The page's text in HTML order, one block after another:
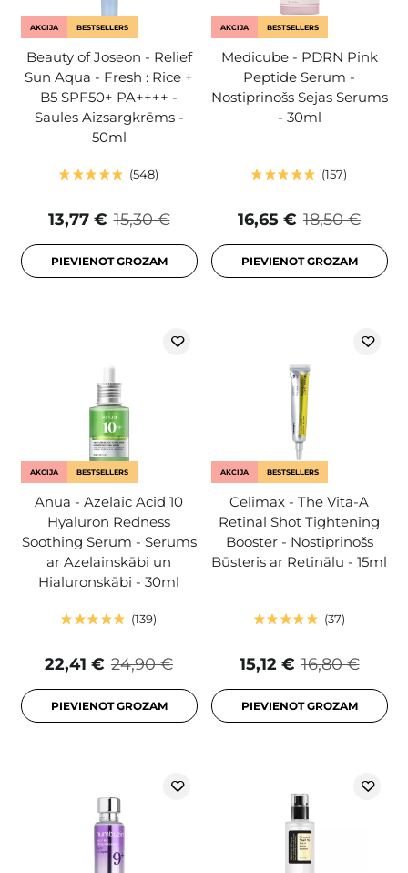
AKCIJA BESTSELLERS
Beauty of Joseon - Relief
Sun Aqua - Fresh : Rice +
B5 SPF50+ PA++++ -
Saules Aizsargkrēms -
50ml
548
15,30 €
13,77 €
PIEVIENOT GROZAM
AKCIJA BESTSELLERS
Medicube - PDRN Pink
Peptide Serum -
Nostiprinošs Sejas Serums
- 30ml
157
18,50 €
16,65 €
PIEVIENOT GROZAM
AKCIJA BESTSELLERS
Anua - Azelaic Acid 10
Hyaluron Redness
Soothing Serum - Serums
ar Azelainskābi un
Hialuronskābi - 30ml
139
24,90 €
22,41 €
PIEVIENOT GROZAM
AKCIJA BESTSELLERS
Celimax - The Vita-A
Retinal Shot Tightening
Booster - Nostiprinošs
Būsteris ar Retinālu - 15ml
37
16,80 €
15,12 €
PIEVIENOT GROZAM